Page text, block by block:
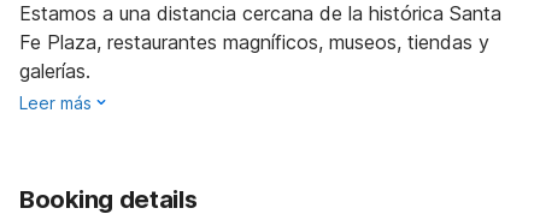
Estamos a una distancia cercana de la histórica Santa
Fe Plaza, restaurantes magníficos, museos, tiendas y
galerías.
Leer más
Booking details